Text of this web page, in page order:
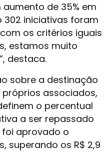
aumento de 35% em
302 iniciativas foram
os critérios iguais
estamos muito
destaca.
sobre a destinação
associados,
o percentual
a ser repassado
foi aprovado o
superando os R$ 2,9